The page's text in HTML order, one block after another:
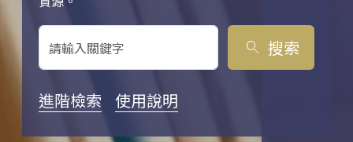
search 搜索
進階檢索 使用說明